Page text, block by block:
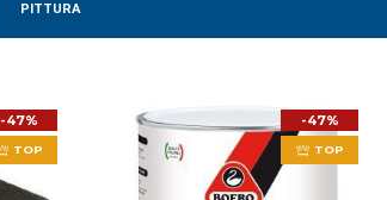
PITTURA
-47%
TOP
-47%
TOP